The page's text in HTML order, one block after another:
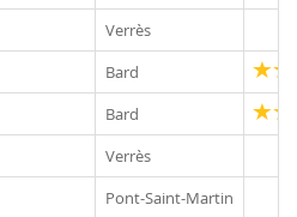
Verrès
Bard
Bard
Verrès
Pont-Saint-Martin